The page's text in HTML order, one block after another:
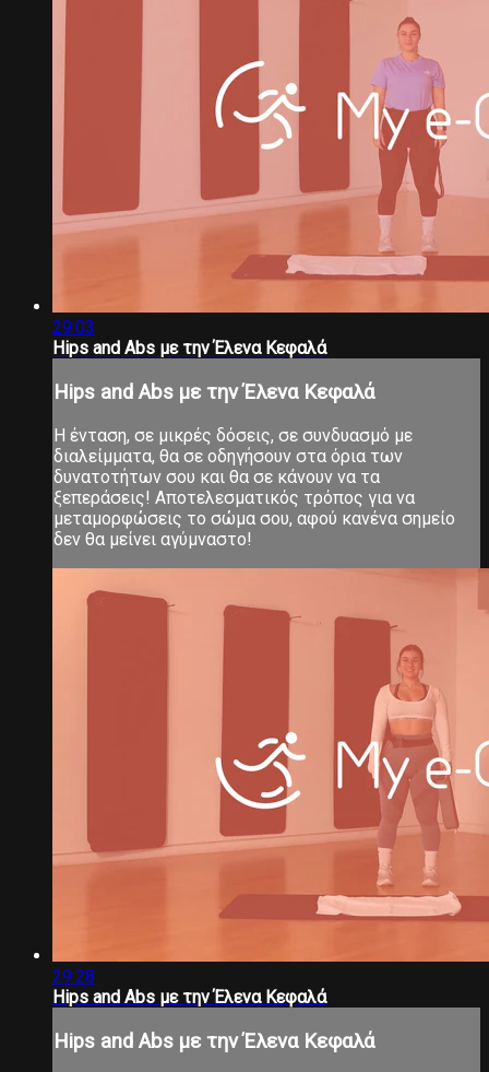
29:03
Hips and Abs με την Έλενα Κεφαλά
Hips and Abs με την Έλενα Κεφαλά
Η ένταση, σε μικρές δόσεις, σε συνδυασμό με
διαλείμματα, θα σε οδηγήσουν στα όρια των
δυνατοτήτων σου και θα σε κάνουν να τα
ξεπεράσεις! Αποτελεσματικός τρόπος για να
μεταμορφώσεις το σώμα σου, αφού κανένα σημείο
δεν θα μείνει αγύμναστο!
29:28
Hips and Abs με την Έλενα Κεφαλά
Hips and Abs με την Έλενα Κεφαλά